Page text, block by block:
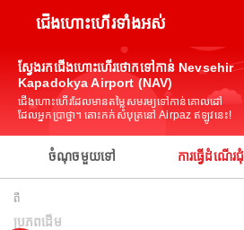
ជើងហោះហើរទាំងអស់
ស្វែងរកជើងហោះហើរថោកទៅកាន់ Nevsehir
Kapadokya Airport (NAV)
ជើងហោះហើរដែលមានតម្លៃសមរម្យទៅកាន់គោលដៅ
ដែលអ្នកប្រាថ្នា។ តោះកក់សំបុត្រនៅ Airpaz ឥឡូវនេះ!
ចំណុចមួយទៅ ការធ្វើដំណើរជុំ
ពី
ប្រភពដើម